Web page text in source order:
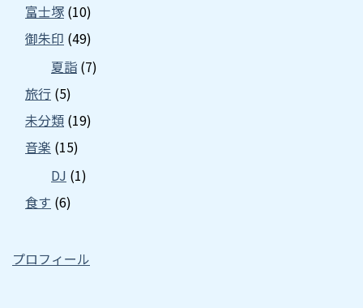
富士塚 (10)
御朱印 (49)
夏詣 (7)
旅行 (5)
未分類 (19)
音楽 (15)
DJ (1)
食す (6)
プロフィール